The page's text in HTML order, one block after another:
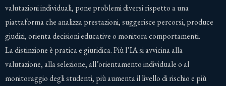
valutazioni individuali, pone problemi diversi rispetto a una
piattaforma che analizza prestazioni, suggerisce percorsi, produce
giudizi, orienta decisioni educative o monitora comportamenti.
La distinzione è pratica e giuridica. Più l’IA si avvicina alla
valutazione, alla selezione, all’orientamento individuale o al
monitoraggio degli studenti, più aumenta il livello di rischio e più